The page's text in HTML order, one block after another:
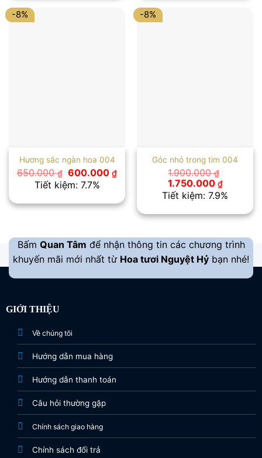
-8%
Hương sắc ngàn hoa 004
650.000₫ Giá
gốc
là:
600.000₫Giá
là:
600.000 ₫.
Tiết kiệm: 7.7%
-8%
Góc nhỏ trong tim 004
1.900.000₫
Giá
gốc
là:
1.750.000 ₫Giá
hiện
tại
Tiết kiệm: 7.9%
Bấm Quan Tâm để nhận thông tin các chương trình
khuyến mãi mới nhất từ Hoa tươi Nguyệt Hỷ bạn nhé!
GIỚI THIỆU
Về chúng tôi
Hướng dẫn mua hàng
Hướng dẫn thanh toán
Câu hỏi thường gặp
Chính sách giao hàng
Chính sách đổi trả